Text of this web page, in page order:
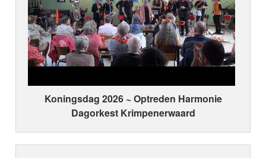
Koningsdag 2026 ~ Optreden Harmonie
Dagorkest Krimpenerwaard